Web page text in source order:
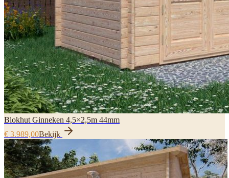
Blokhut Ginneken 4,5×2,5m 44mm
€ 3.989,00Bekijk